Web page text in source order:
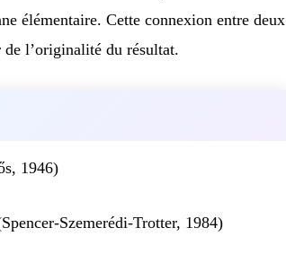
élémentaire. Cette connexion entre deux
l’originalité du résultat.
1946)
Szemerédi-Trotter, 1984)